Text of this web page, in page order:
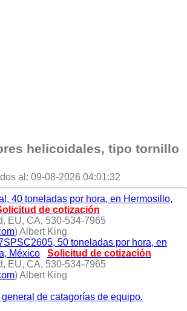
helicoidales, tipo tornillo
al: 09-08-2026 04:01:32
40 toneladas por hora, en Hermosillo,
de cotización
EU, CA, 530-534-7965
) Albert King
50 toneladas por hora, en
México
Solicitud de cotización
EU, CA, 530-534-7965
) Albert King
de catagorías de equipo.